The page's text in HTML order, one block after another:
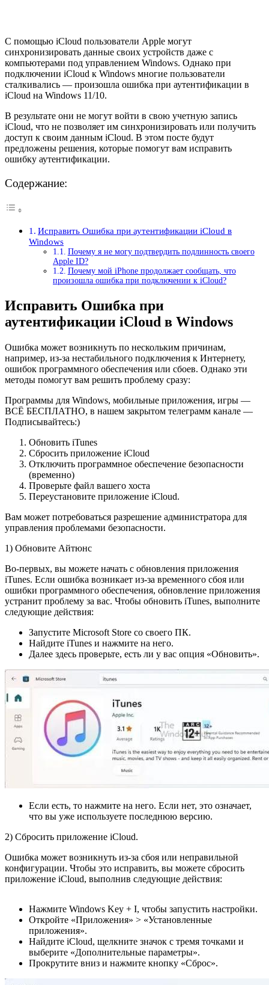
С помощью iCloud пользователи Apple могут
синхронизировать данные своих устройств даже с
компьютерами под управлением Windows. Однако при
подключении iCloud к Windows многие пользователи
сталкивались — произошла ошибка при аутентификации в
iCloud на Windows 11/10.
В результате они не могут войти в свою учетную запись
iCloud, что не позволяет им синхронизировать или получить
доступ к своим данным iCloud. В этом посте будут
предложены решения, которые помогут вам исправить
ошибку аутентификации.
Содержание:
Исправить Ошибка при аутентификации iCloud в
Windows
Почему я не могу подтвердить подлинность своего
Apple ID?
Почему мой iPhone продолжает сообщать, что
произошла ошибка при подключении к iCloud?
Исправить Ошибка при
аутентификации iCloud в Windows
Ошибка может возникнуть по нескольким причинам,
например, из-за нестабильного подключения к Интернету,
ошибок программного обеспечения или сбоев. Однако эти
методы помогут вам решить проблему сразу:
Программы для Windows, мобильные приложения, игры —
ВСЁ БЕСПЛАТНО, в нашем закрытом телеграмм канале —
Подписывайтесь:)
Обновить iTunes
Сбросить приложение iCloud
Отключить программное обеспечение безопасности
(временно)
Проверьте файл вашего хоста
Переустановите приложение iCloud.
Вам может потребоваться разрешение администратора для
управления проблемами безопасности.
1) Обновите Айтюнс
Во-первых, вы можете начать с обновления приложения
iTunes. Если ошибка возникает из-за временного сбоя или
ошибки программного обеспечения, обновление приложения
устранит проблему за вас. Чтобы обновить iTunes, выполните
следующие действия:
Запустите Microsoft Store со своего ПК.
Найдите iTunes и нажмите на него.
Далее здесь проверьте, есть ли у вас опция «Обновить».
Если есть, то нажмите на него. Если нет, это означает,
что вы уже используете последнюю версию.
2) Сбросить приложение iCloud.
Ошибка может возникнуть из-за сбоя или неправильной
конфигурации. Чтобы это исправить, вы можете сбросить
приложение iCloud, выполнив следующие действия:
Нажмите Windows Key + I, чтобы запустить настройки.
Откройте «Приложения» > «Установленные
приложения».
Найдите iCloud, щелкните значок с тремя точками и
выберите «Дополнительные параметры».
Прокрутите вниз и нажмите кнопку «Сброс».